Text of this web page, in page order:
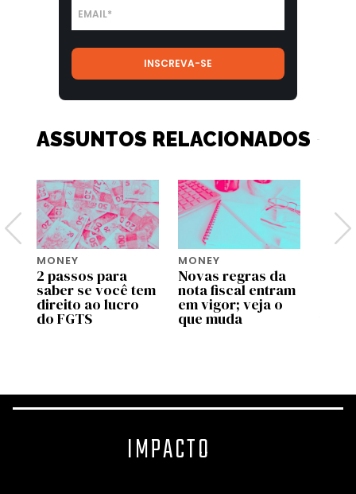
ASSUNTOS RELACIONADOS
MONEY
2 passos para
saber se você tem
direito ao lucro
do FGTS
MONEY
Novas regras da
nota fiscal entram
em vigor; veja o
que muda
IMPACTO